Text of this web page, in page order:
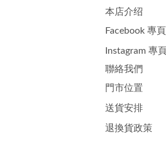
本店介绍
Facebook 專頁
Instagram 專頁
聯絡我們
門市位置
送貨安排
退換貨政策